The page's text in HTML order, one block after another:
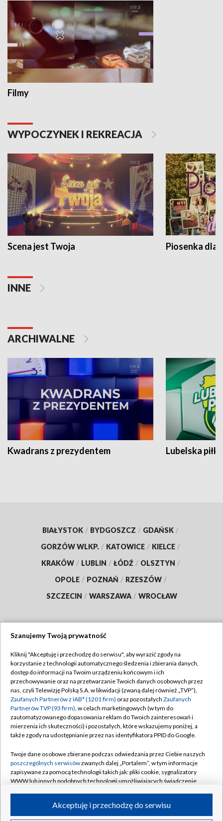
Filmy
WYPOCZYNEK I REKREACJA
Scena jest Twoja Piosenka dla
INNE
ARCHIWALNE
Kwadrans z prezydentem Lubelska piłka
BIAŁYSTOK / BYDGOSZCZ / GDAŃSK /
GORZÓW WLKP. / KATOWICE / KIELCE /
KRAKÓW / LUBLIN / ŁÓDŹ / OLSZTYN /
OPOLE / POZNAŃ / RZESZÓW /
SZCZECIN / WARSZAWA / WROCŁAW
TVP
Abonament TVP
Emisja w TVP
Centrum informacji TVP
Naziemna Telewizja Cyfrowa
Rada Programowa
System NOS
Informacje o nadawcy
Program dla prasy
Regulamin TVP
Polityka prywatności
Moje zgody
Pomoc
Kontakt
Kanały
Szanujemy Twoją prywatność
Kliknij "Akceptuję i przechodzę do serwisu", aby wyrazić zgody na
korzystanie z technologii automatycznego śledzenia i zbierania danych,
dostęp do informacji na Twoim urządzeniu końcowym i ich
przechowywanie oraz na przetwarzanie Twoich danych osobowych przez
nas, czyli Telewizję Polską S.A. w likwidacji (zwaną dalej również „TVP”),
Zaufanych Partnerów z IAB* (1201 firm) oraz pozostałych Zaufanych
Partnerów TVP (93 firm), w celach marketingowych (w tym do
zautomatyzowanego dopasowania reklam do Twoich zainteresowań i
mierzenia ich skuteczności) i pozostałych, które wskazujemy poniżej, a
także zgody na udostępnianie przez nas identyfikatora PPID do Google.
Twoje dane osobowe zbierane podczas odwiedzania przez Ciebie naszych
poszczególnych serwisówzwanych dalej „Portalem”, w tym informacje
zapisywane za pomocą technologii takich jak: pliki cookie, sygnalizatory
WWW lub innych podobnych technologii umożliwiających świadczenie
ruchu w Internecie.Akceptuję i przechodzę do serwisu